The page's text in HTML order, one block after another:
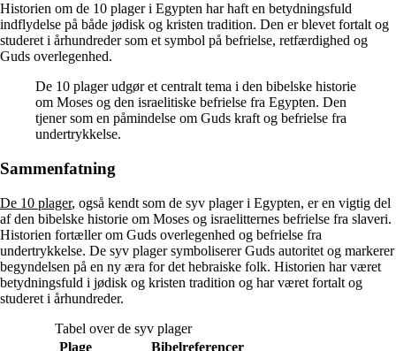
Historien om de 10 plager i Egypten har haft en betydningsfuld
indflydelse på både jødisk og kristen tradition. Den er blevet fortalt og
studeret i århundreder som et symbol på befrielse, retfærdighed og
Guds overlegenhed.
De 10 plager udgør et centralt tema i den bibelske historie
om Moses og den israelitiske befrielse fra Egypten. Den
tjener som en påmindelse om Guds kraft og befrielse fra
undertrykkelse.
Sammenfatning
De 10 plager, også kendt som de syv plager i Egypten, er en vigtig del
af den bibelske historie om Moses og israelitternes befrielse fra slaveri.
Historien fortæller om Guds overlegenhed og befrielse fra
undertrykkelse. De syv plager symboliserer Guds autoritet og markerer
begyndelsen på en ny æra for det hebraiske folk. Historien har været
betydningsfuld i jødisk og kristen tradition og har været fortalt og
studeret i århundreder.
Tabel over de syv plager
Plage
Bibelreferencer